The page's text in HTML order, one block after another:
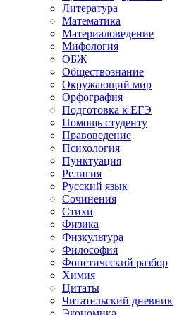
Литература
Математика
Материаловедение
Мифология
ОБЖ
Обществознание
Окружающий мир
Орфография
Подготовка к ЕГЭ
Помощь студенту
Правоведение
Психология
Пунктуация
Религия
Русский язык
Сочинения
Стихи
Физика
Физкультура
Философия
Фонетический разбор
Химия
Цитаты
Читательский дневник